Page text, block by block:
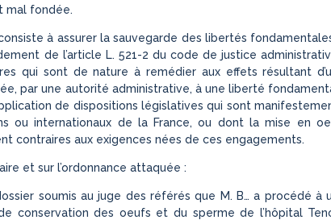
mal fondée.
à assurer la sauvegarde des libertés
de l’article L. 521-2 du code de justice
qui sont de nature à remédier aux effets résultant
par une autorité administrative, à une liberté
de dispositions législatives qui sont
ou internationaux de la France, ou dont la mise en
contraires aux exigences nées de ces engagements.
et sur l’ordonnance attaquée :
soumis au juge des référés que M. B… a procédé à
conservation des oeufs et du sperme de l’hôpital